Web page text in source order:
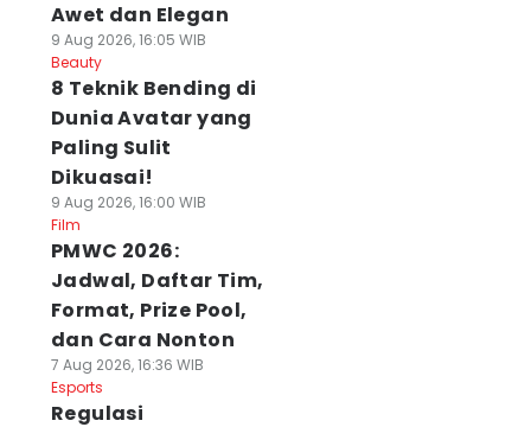
Awet dan Elegan
9 Aug 2026, 16:05 WIB
Beauty
8 Teknik Bending di
Dunia Avatar yang
Paling Sulit
Dikuasai!
9 Aug 2026, 16:00 WIB
Film
PMWC 2026:
Jadwal, Daftar Tim,
Format, Prize Pool,
dan Cara Nonton
7 Aug 2026, 16:36 WIB
Esports
Regulasi